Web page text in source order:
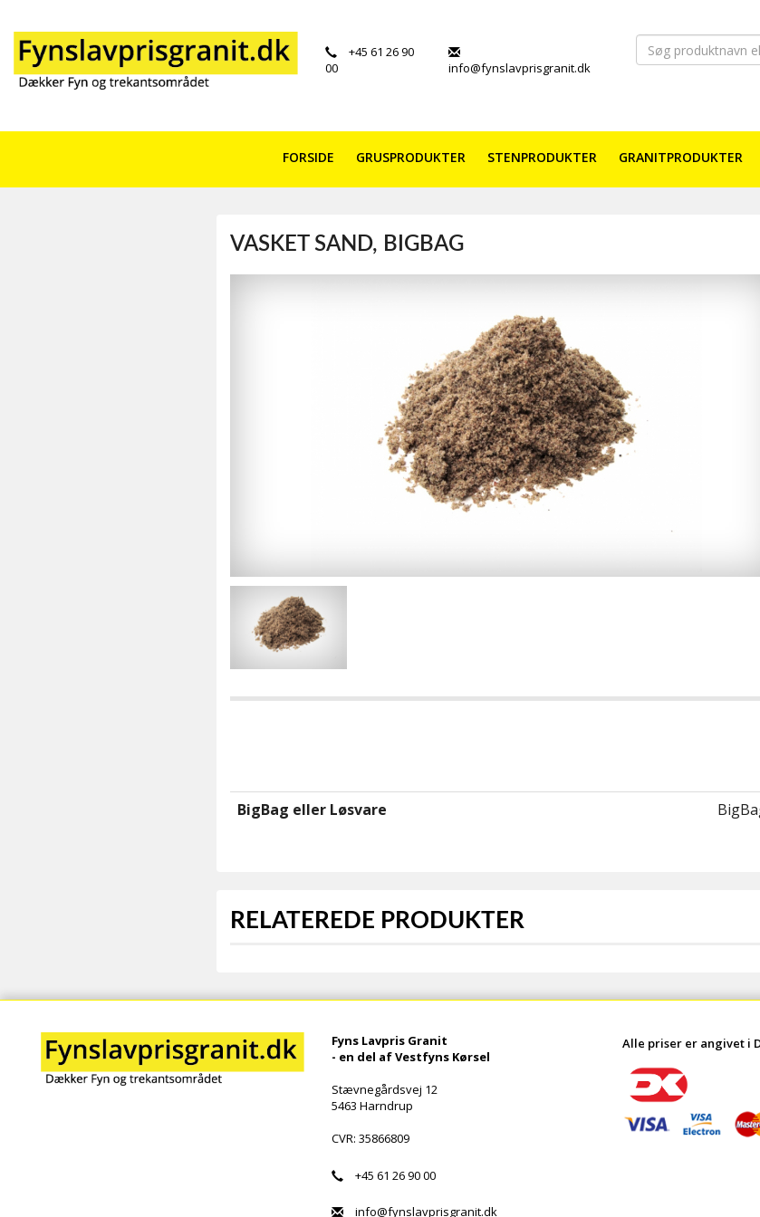
+45 61 26 90
00
info@fynslavprisgranit.dk
FORSIDE GRUSPRODUKTER STENPRODUKTER GRANITPRODUKTER
VASKET SAND, BIGBAG
BigBag eller Løsvare
RELATEREDE PRODUKTER
Fyns Lavpris Granit
- en del af Vestfyns Kørsel
Stævnegårdsvej 12
5463 Harndrup
CVR: 35866809
+45 61 26 90 00
info@fynslavprisgranit.dk
Alle priser er angivet i